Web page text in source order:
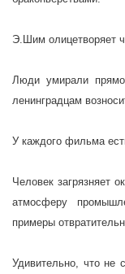
Э.Шим олицетворяет
Люди умирали
ленинградцам
У каждого фильма
Человек загрязняет
атмосферу
примеры
Удивительно, что не